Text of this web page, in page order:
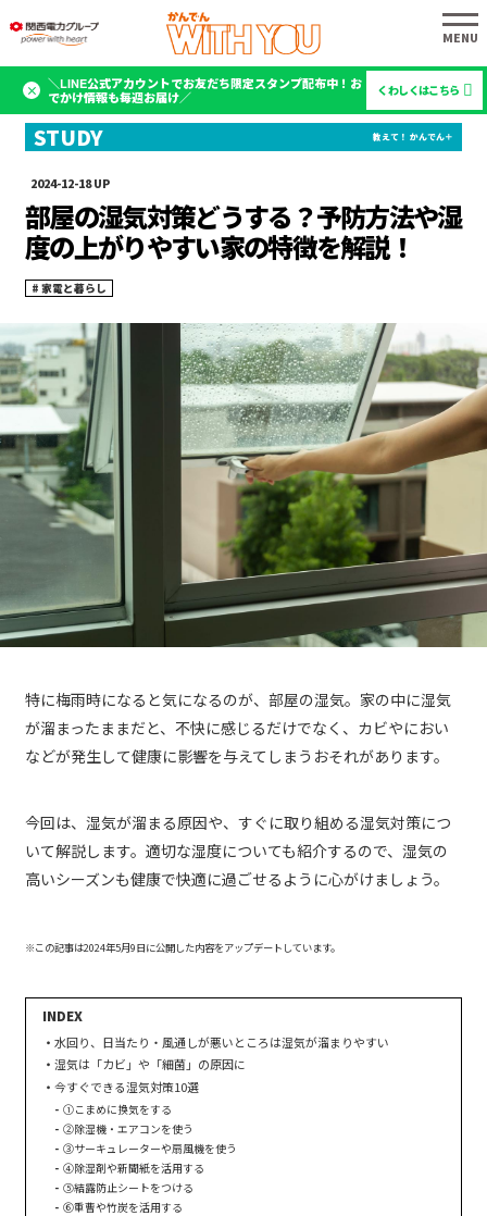
＼LINE公式アカウントでお友だち限定スタンプ配布中！お
でかけ情報も毎週お届け／
くわしくはこちら
2024-12-18
部屋の湿気対策どうする？予防方法や湿
度の上がりやすい家の特徴を解説！
家電と暮らし
特に梅雨時になると気になるのが、部屋の湿気。家の中に湿気
が溜まったままだと、不快に感じるだけでなく、カビやにおい
などが発生して健康に影響を与えてしまうおそれがあります。
今回は、湿気が溜まる原因や、すぐに取り組める湿気対策につ
いて解説します。適切な湿度についても紹介するので、湿気の
高いシーズンも健康で快適に過ごせるように心がけましょう。
※この記事は2024年5月9日に公開した内容をアップデートしています。
水回り、日当たり・風通しが悪いところは湿気が溜まりやすい
湿気は「カビ」や「細菌」の原因に
今すぐできる湿気対策10選
①こまめに換気をする
②除湿機・エアコンを使う
③サーキュレーターや扇風機を使う
④除湿剤や新聞紙を活用する
⑤結露防止シートをつける
⑥重曹や竹炭を活用する